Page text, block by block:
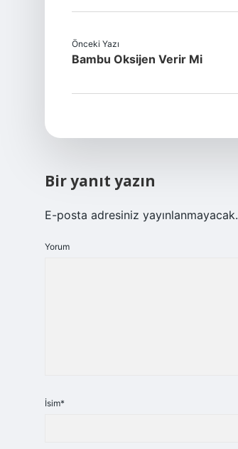
Önceki Yazı
Bambu Oksijen Verir Mi
Bir yanıt yazın
E-posta adresiniz yayınlanmayacak.
Yorum
İsim*